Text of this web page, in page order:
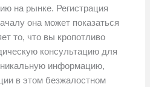
на рынке. Регистрация
она может показаться
то, что вы кропотливо
консультацию для
информацию,
в этом безжалостном